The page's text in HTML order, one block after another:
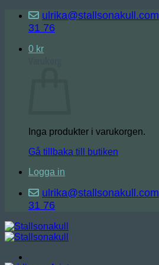
Skip
content
ulrika@stallsonakull.com
31 76
0 kr
Inga produkter i varukorgen.
Gå tillbaka till butiken
Logga in
ulrika@stallsonakull.com
31 76